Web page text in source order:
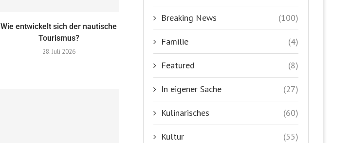
Wie entwickelt sich der nautische
Tourismus?
28. Juli 2026
Breaking News (100)
Familie (4)
Featured (8)
In eigener Sache (27)
Kulinarisches (60)
Kultur (55)